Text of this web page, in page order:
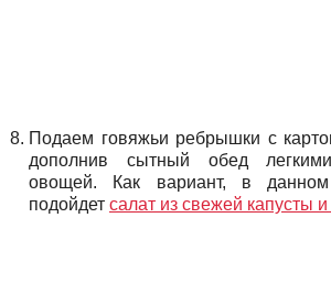
Подаем говяжьи ребрышки с
дополнив сытный обед
овощей. Как вариант, в данном
подойдет салат из свежей капусты и